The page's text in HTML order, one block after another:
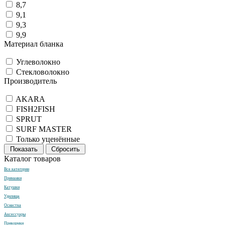
8,7
9,1
9,3
9,9
Материал бланка
Углеволокно
Стекловолокно
Производитель
AKARA
FISH2FISH
SPRUT
SURF MASTER
Только уценённые
Показать Сбросить
Каталог товаров
Все категории
Приманки
Катушки
Удилища
Оснастка
Аксессуары
Прикормки